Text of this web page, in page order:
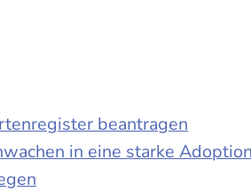
beantragen
in eine starke